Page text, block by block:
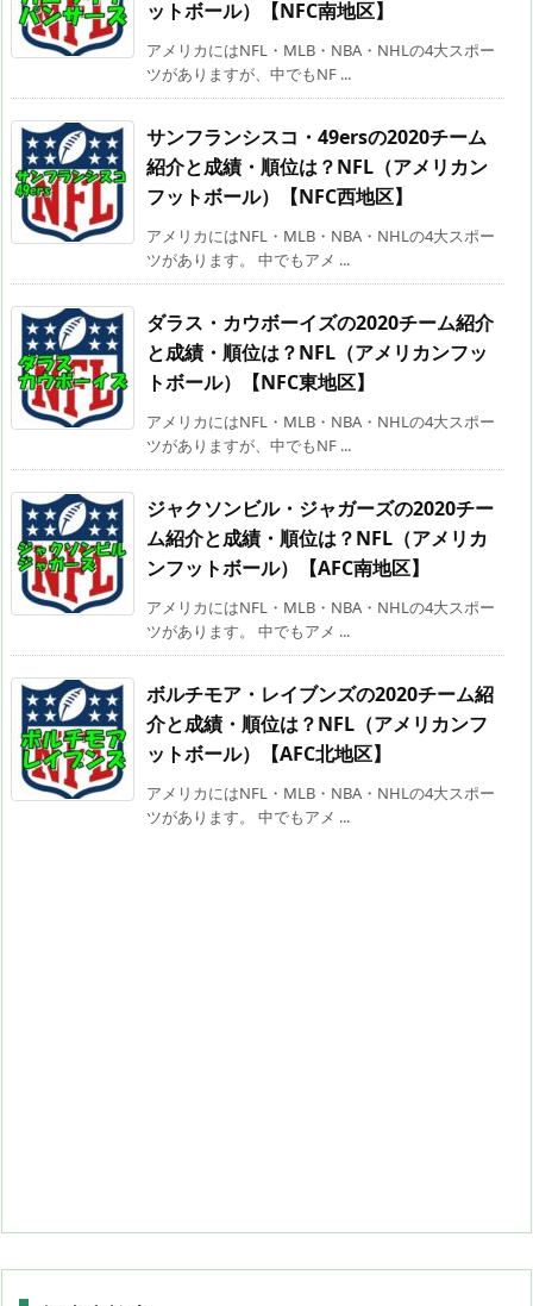
ットボール）【NFC南地区】
アメリカにはNFL・MLB・NBA・NHLの4大スポー
ツがありますが、中でもNF ...
サンフランシスコ・49ersの2020チーム
紹介と成績・順位は？NFL（アメリカン
フットボール）【NFC西地区】
アメリカにはNFL・MLB・NBA・NHLの4大スポー
ツがあります。 中でもアメ ...
ダラス・カウボーイズの2020チーム紹介
と成績・順位は？NFL（アメリカンフッ
トボール）【NFC東地区】
アメリカにはNFL・MLB・NBA・NHLの4大スポー
ツがありますが、中でもNF ...
ジャクソンビル・ジャガーズの2020チー
ム紹介と成績・順位は？NFL（アメリカ
ンフットボール）【AFC南地区】
アメリカにはNFL・MLB・NBA・NHLの4大スポー
ツがあります。 中でもアメ ...
ボルチモア・レイブンズの2020チーム紹
介と成績・順位は？NFL（アメリカンフ
ットボール）【AFC北地区】
アメリカにはNFL・MLB・NBA・NHLの4大スポー
ツがあります。 中でもアメ ...